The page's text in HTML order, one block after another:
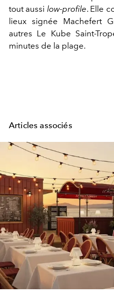
tout aussi low-profile. Elle
lieux signée Machefert
autres Le Kube Saint-
minutes de la plage.
Articles associés